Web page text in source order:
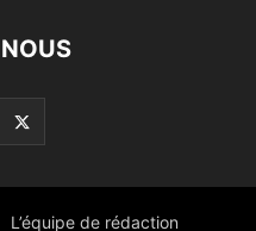
L’équipe de rédaction